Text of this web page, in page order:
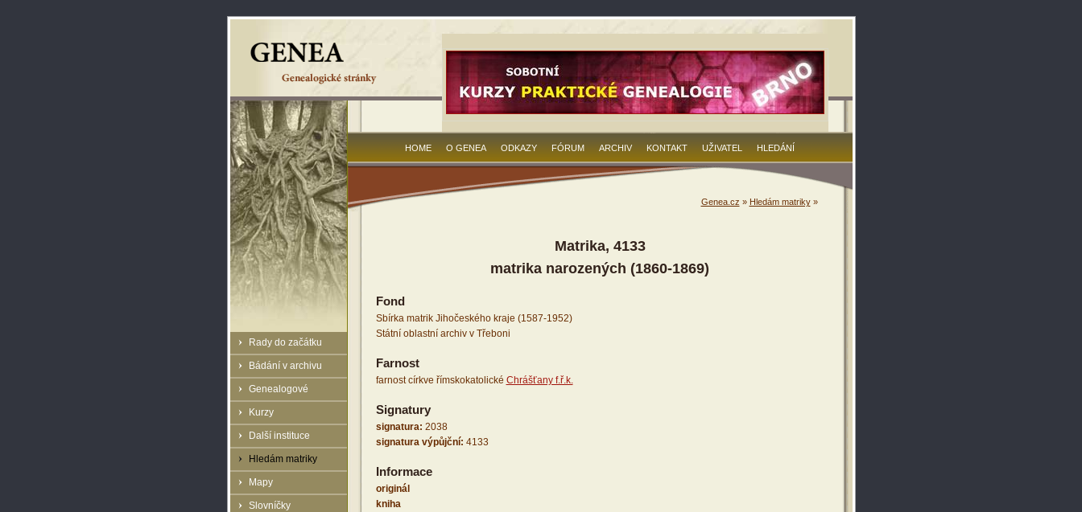
Rady do začátku
Bádání v archivu
Genealogové
Kurzy
Další instituce
Hledám matriky
Mapy
Slovníčky
HOME O GENEA ODKAZY FÓRUM ARCHIV KONTAKT UŽIVATEL HLEDÁNÍ
Genea.cz » Hledám matriky»
Matrika, 4133
matrika narozených (1860-1869)
Fond
Sbírka matrik Jihočeského kraje (1587-1952)
Státní oblastní archiv v Třeboni
Farnost
farnost církve římskokatolické Chrášťany f.ř.k.
Signatury
signatura: 2038
signatura výpůjční: 4133
Informace
originál
kniha